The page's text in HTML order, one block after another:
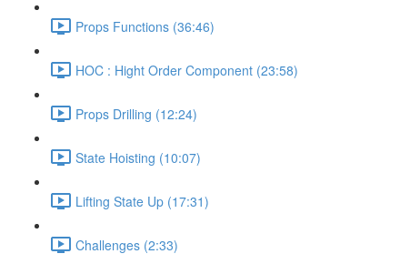
Props Functions (36:46)
HOC : Hight Order Component (23:58)
Props Drilling (12:24)
State Hoisting (10:07)
Lifting State Up (17:31)
Challenges (2:33)